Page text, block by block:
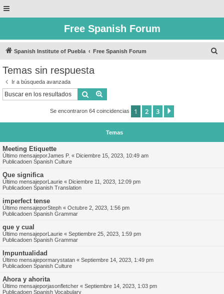
Free Spanish Forum
Spanish Institute of Puebla Free Spanish Forum
Temas sin respuesta
Ir a búsqueda avanzada
Buscar
Se encontraron 64 coincidencias 1 2 3
Temas
Meeting Etiquette
Último mensajeporJames P. « Diciembre 15, 2023, 10:49 am
Publicadoen Spanish Culture
Que significa
Último mensajeporLaurie « Diciembre 11, 2023, 12:09 pm
Publicadoen Spanish Translation
imperfect tense
Último mensajeporSteph « Octubre 2, 2023, 1:56 pm
Publicadoen Spanish Grammar
que y cual
Último mensajeporLaurie « Septiembre 25, 2023, 1:59 pm
Publicadoen Spanish Grammar
Impuntualidad
Último mensajepormarystatan « Septiembre 14, 2023, 1:49 pm
Publicadoen Spanish Culture
Ahora y ahorita
Último mensajeporjasonfletcher « Septiembre 14, 2023, 1:03 pm
Publicadoen Spanish Vocabulary